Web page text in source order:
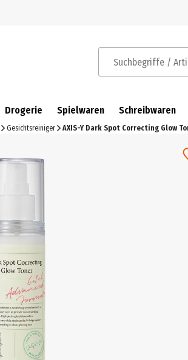
Suchbegriffe /
Drogerie Spielwaren Schreibwaren
Gesichtsreiniger AXIS-Y Dark Spot Correcting Glow